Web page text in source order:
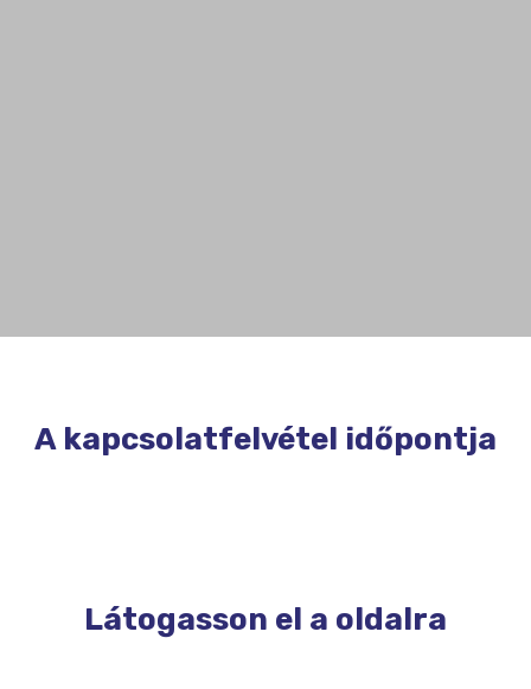
Látogasson el a oldalra
A kapcsolatfelvétel időpontja